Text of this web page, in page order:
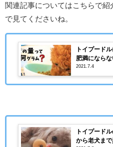
関連記事についてはこちらで
で見てくださいね。
トイプード
肥満になら
2021.7.4
トイプード
から老犬ま